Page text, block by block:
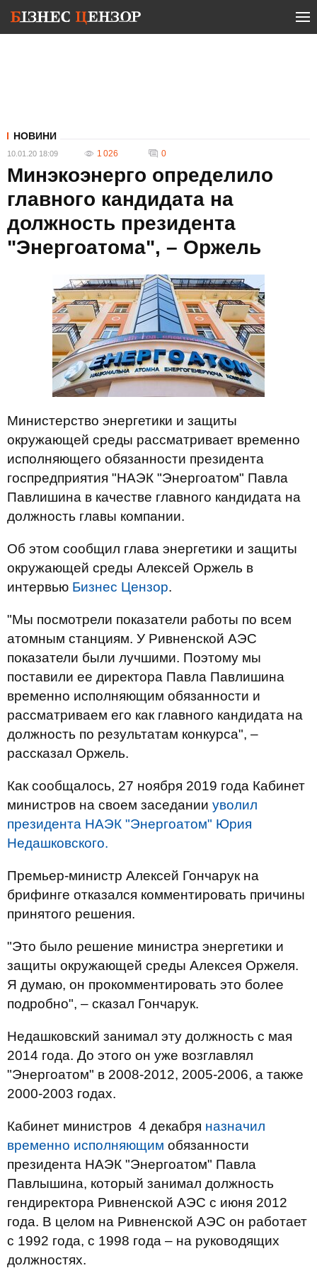
НОВИНИ
10.01.20 18:09 1 026 0
Минэкоэнерго определило
главного кандидата на
должность президента
"Энергоатома", – Оржель
Министерство энергетики и защиты
окружающей среды рассматривает временно
исполняющего обязанности президента
госпредприятия "НАЭК "Энергоатом" Павла
Павлишина в качестве главного кандидата на
должность главы компании.
Об этом сообщил глава энергетики и защиты
окружающей среды Алексей Оржель в
интервью Бизнес Цензор.
"Мы посмотрели показатели работы по всем
атомным станциям. У Ривненской АЭС
показатели были лучшими. Поэтому мы
поставили ее директора Павла Павлишина
временно исполняющим обязанности и
рассматриваем его как главного кандидата на
должность по результатам конкурса", –
рассказал Оржель.
Как сообщалось, 27 ноября 2019 года Кабинет
министров на своем заседании уволил
президента НАЭК "Энергоатом" Юрия
Недашковского.
Премьер-министр Алексей Гончарук на
брифинге отказался комментировать причины
принятого решения.
"Это было решение министра энергетики и
защиты окружающей среды Алексея Оржеля.
Я думаю, он прокомментировать это более
подробно", – сказал Гончарук.
Недашковский занимал эту должность с мая
2014 года. До этого он уже возглавлял
"Энергоатом" в 2008-2012, 2005-2006, а также
2000-2003 годах.
Кабинет министров 4 декабря назначил
временно исполняющим обязанности
президента НАЭК "Энергоатом" Павла
Павлышина, который занимал должность
гендиректора Ривненской АЭС с июня 2012
года. В целом на Ривненской АЭС он работает
с 1992 года, с 1998 года – на руководящих
должностях.